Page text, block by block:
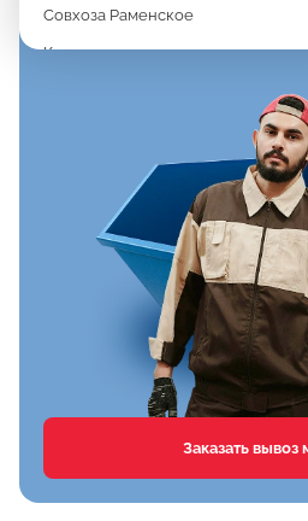
Совхоза Раменское
Константиново
Клишева
Агрохимстанции РАОС
Сафоново
Первомайка
Заказать вывоз